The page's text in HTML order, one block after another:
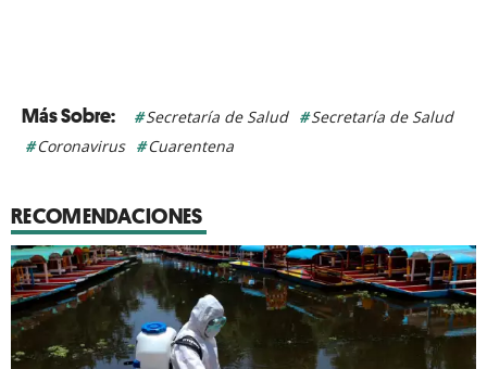
Secretaría de Salud
Secretaría de Salud
Coronavirus
Cuarentena
RECOMENDACIONES